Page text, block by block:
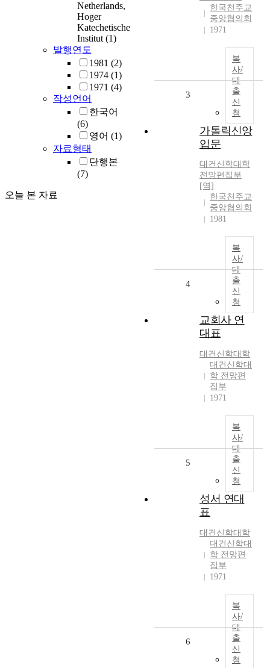
Netherlands,
Hoger
Katechetische
Institut(1)
발행연도
1981 (2)
1974 (1)
1971 (4)
작성언어
한국어
(6)
영어 (1)
자료형태
단행본
(7)
오늘 본 자료
한국천주교
중앙협의회
1971
복
사/
대
출
신
청
3
가톨릭신앙
입문
대건신학대학
전망편집부
[역]
한국천주교
중앙협의회
1981
복
사/
대
출
신
청
4
교회사 연
대표
대건신학대학
대건신학대
학 전망편
집부
1971
복
사/
대
출
신
청
5
성서 연대
표
대건신학대학
대건신학대
학 전망편
집부
1971
복
사/
대
출
신
청
6